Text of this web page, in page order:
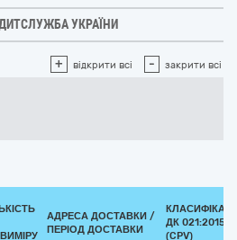
УКРАЇНИ
+ відкрити всі - закрити всі
АДРЕСА ДОСТАВКИ /
ПЕРІОД ДОСТАВКИ
ДК 021:2015
(CPV)